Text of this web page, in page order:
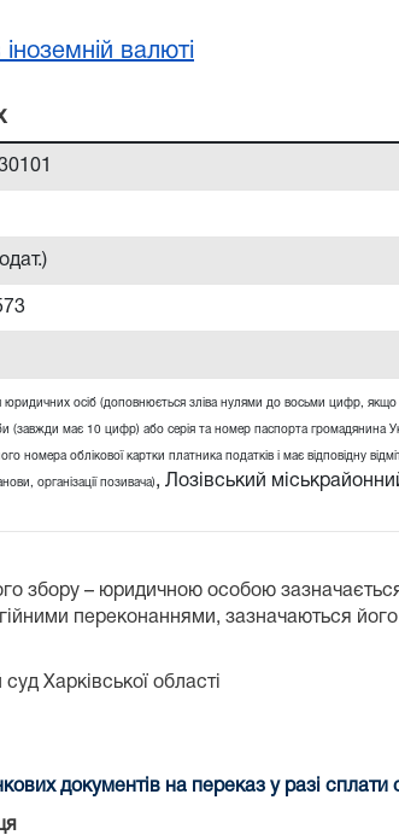
валюті
юридичних осіб (доповнюється зліва нулями до восьми цифр,
(завжди має 10 цифр) або серія та номер паспорта громадянина
номера облікової картки платника податків і має відповідну
організації позивача) , Лозівський
збору – юридичною особою
переконаннями, зазначаються його
Харківської області
документів на переказ у разі сплати